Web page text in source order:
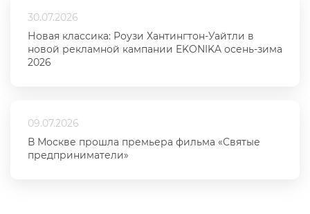
30.07.2026
Новая классика: Роузи Хантингтон-Уайтли в
новой рекламной кампании EKONIKA осень-зима
2026
09.07.2026
В Москве прошла премьера фильма «Святые
предприниматели»